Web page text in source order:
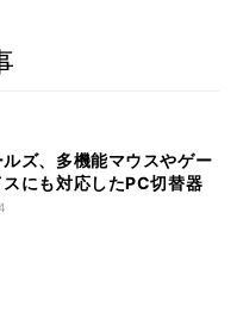
ズ、多機能マウスやゲー
スにも対応したPC切替器